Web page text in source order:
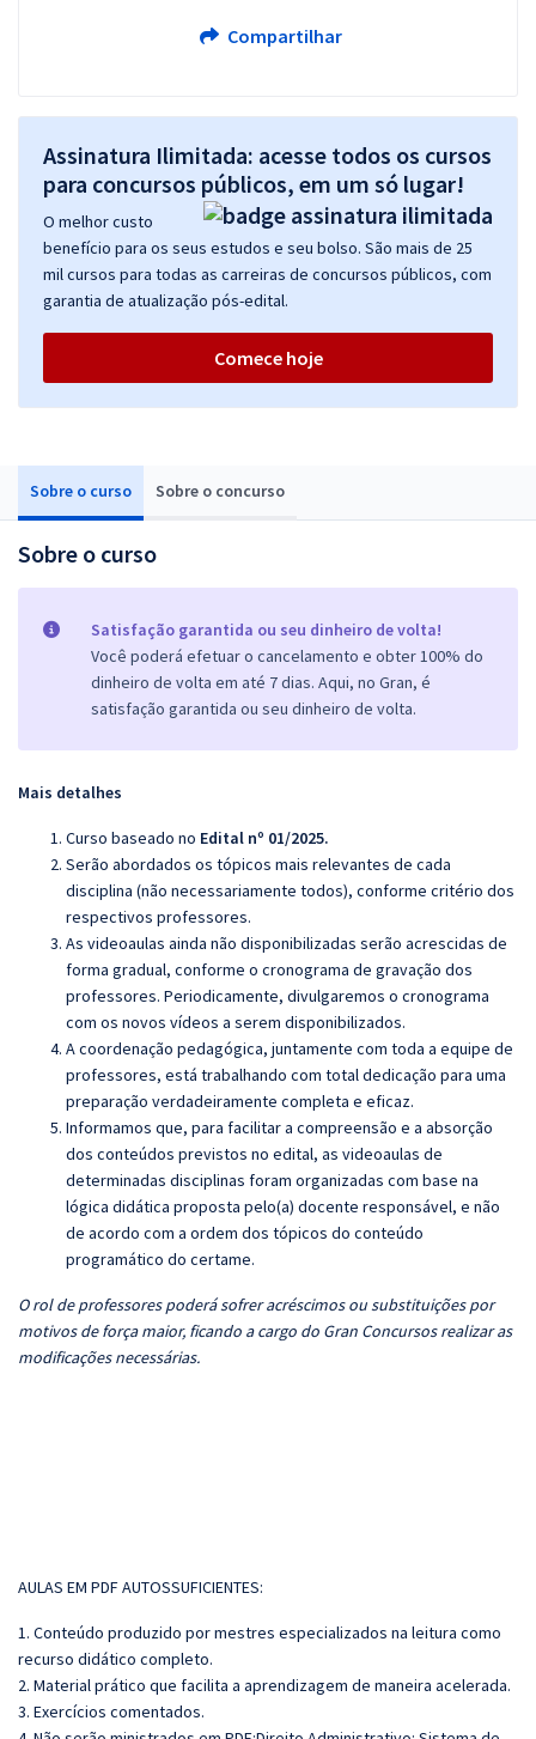
Sobre o curso Sobre o concurso
Sobre o curso
Satisfação garantida ou seu dinheiro de volta!
Você poderá efetuar o cancelamento e obter 100% do
dinheiro de volta em até 7 dias. Aqui, no Gran, é
satisfação garantida ou seu dinheiro de volta.
Mais detalhes
Curso baseado no Edital nº 01/2025.
Serão abordados os tópicos mais relevantes de cada
disciplina (não necessariamente todos), conforme critério dos
respectivos professores.
As videoaulas ainda não disponibilizadas serão acrescidas de
forma gradual, conforme o cronograma de gravação dos
professores. Periodicamente, divulgaremos o cronograma
com os novos vídeos a serem disponibilizados.
A coordenação pedagógica, juntamente com toda a equipe de
professores, está trabalhando com total dedicação para uma
preparação verdadeiramente completa e eficaz.
Informamos que, para facilitar a compreensão e a absorção
dos conteúdos previstos no edital, as videoaulas de
determinadas disciplinas foram organizadas com base na
lógica didática proposta pelo(a) docente responsável, e não
de acordo com a ordem dos tópicos do conteúdo
programático do certame.
O rol de professores poderá sofrer acréscimos ou substituições por
motivos de força maior, ficando a cargo do Gran Concursos realizar as
modificações necessárias.
AULAS EM PDF AUTOSSUFICIENTES:
1. Conteúdo produzido por mestres especializados na leitura como
recurso didático completo.
2. Material prático que facilita a aprendizagem de maneira acelerada.
3. Exercícios comentados.
Compartilhar
Assinatura Ilimitada: acesse todos os cursos
para concursos públicos, em um só lugar!
O melhor custo
benefício para os seus estudos e seu bolso. São mais de 25
mil cursos para todas as carreiras de concursos públicos, com
garantia de atualização pós-edital.
Comece hoje